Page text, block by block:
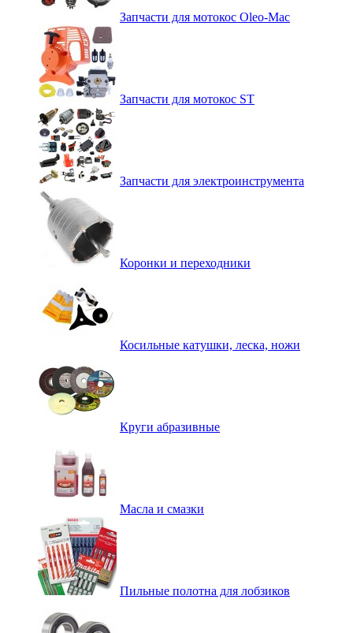
Запчасти для мотокос Oleo-Mac
Запчасти для мотокос ST
Запчасти для электроинструмента
Коронки и переходники
Косильные катушки, леска, ножи
Круги абразивные
Масла и смазки
Пильные полотна для лобзиков